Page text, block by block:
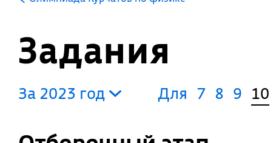
Задания
За 2023 год Для 7 8 9 10